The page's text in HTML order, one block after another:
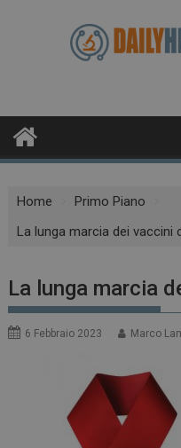
Home
Primo Piano
La lunga marcia dei vaccini
La lunga marcia
6 Febbraio 2023 Marco